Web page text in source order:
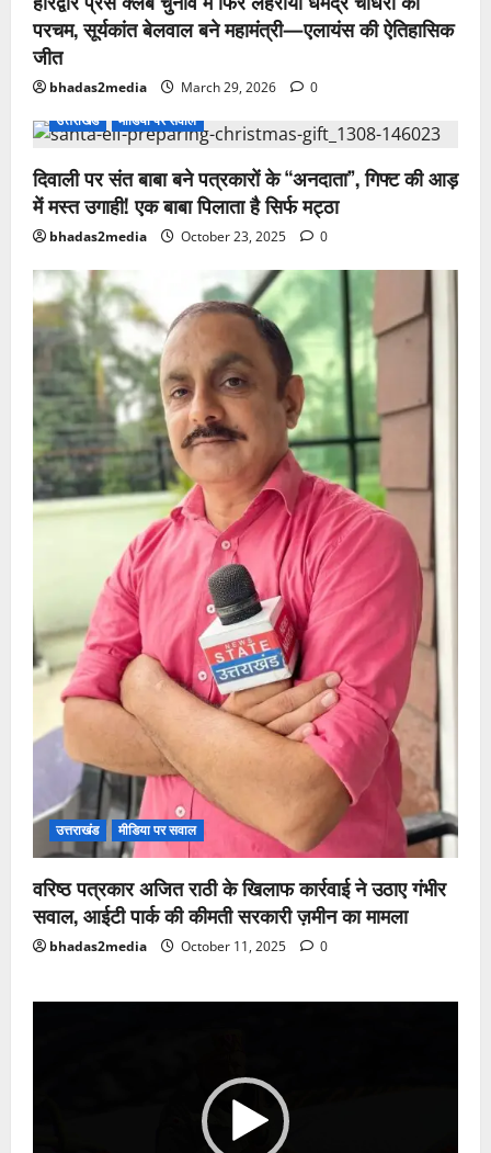
परचम, सूर्यकांत बेलवाल बने महामंत्री—एलायंस की ऐतिहासिक
जीत
bhadas2media March 29, 2026
0
उत्तराखंड
मीडिया पर सवाल
दिवाली पर संत बाबा बने पत्रकारों के “अनदाता”, गिफ्ट की आड़
में मस्त उगाही! एक बाबा पिलाता है सिर्फ मट्ठा
bhadas2media October 23, 2025 0
उत्तराखंड मीडिया पर सवाल
वरिष्ठ पत्रकार अजित राठी के खिलाफ कार्रवाई ने उठाए गंभीर
सवाल, आईटी पार्क की कीमती सरकारी ज़मीन का मामला
bhadas2media October 11, 2025 0